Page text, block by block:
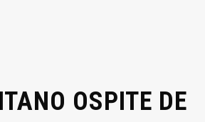
OSPITE DE